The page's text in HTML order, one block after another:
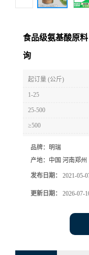
食品级氨基酸原
询
起订量 (公斤)
1-25
25-500
≥500
品牌： 明瑞
产地： 中国 河南郑州
发布日期： 2021-05-
更新日期： 2026-07-